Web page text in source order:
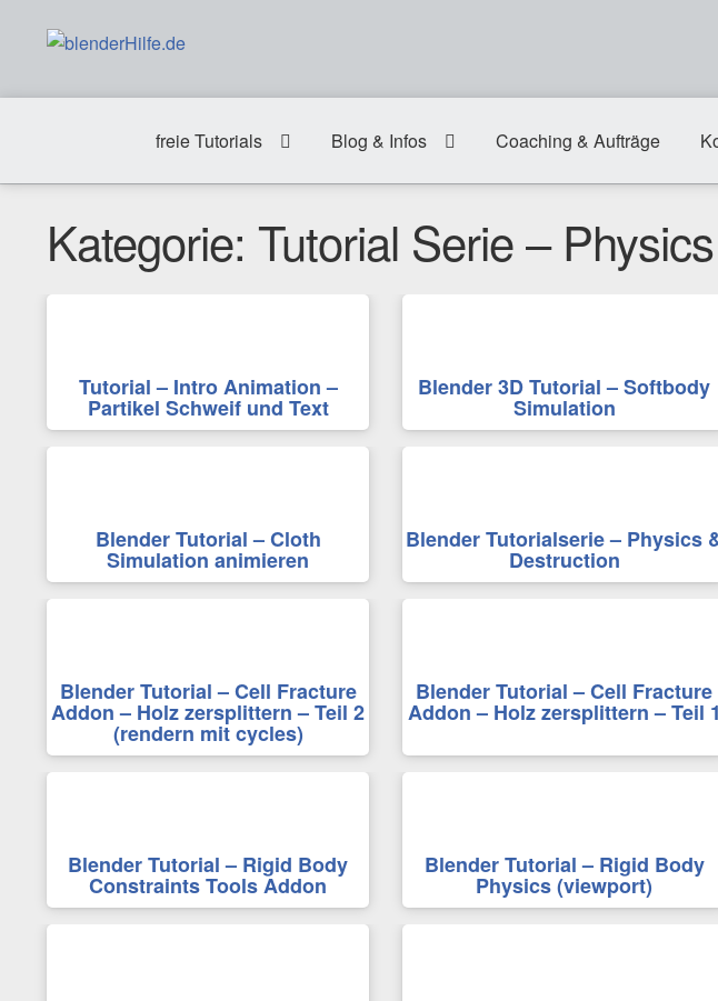
Zur
springen
Zum
springen
freie Tutorials
Blog & Infos Coaching & Aufträge
Kategorie: Tutorial Serie –
Tutorial – Intro Animation –
Partikel Schweif und Text
Blender 3D Tutorial – Softbody
Simulation
Blender Tutorial – Cloth
Simulation animieren
Blender Tutorialserie – Physics
Destruction
Blender Tutorial – Cell Fracture
Addon – Holz zersplittern – Teil 2
(rendern mit cycles)
Blender Tutorial – Cell Fracture
Addon – Holz zersplittern – Teil 1
Blender Tutorial – Rigid Body
Constraints Tools Addon
Blender Tutorial – Rigid Body
Physics (viewport)